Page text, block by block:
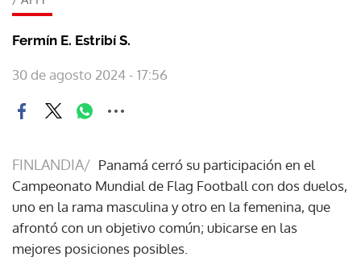
Fermín E. Estribí S.
30 de agosto 2024 - 17:56
FINLANDIA/ Panamá cerró su participación en el
Campeonato Mundial de Flag Football con dos duelos,
uno en la rama masculina y otro en la femenina, que
afrontó con un objetivo común; ubicarse en las
mejores posiciones posibles.